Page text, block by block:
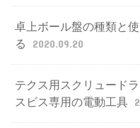
卓上ボール盤の種類と
る
2020.09.20
テクス用スクリュード
スビス専用の電動工具